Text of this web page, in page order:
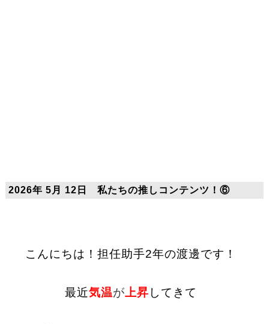
2026年 5月 12日 私たちの推しコンテンツ！⑥
こんにちは！担任助手2年の渡邊です！
最近気温が上昇 してきて